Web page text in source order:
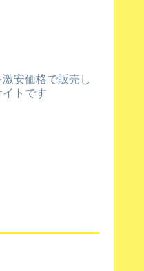
激安価格で販売し
イトです